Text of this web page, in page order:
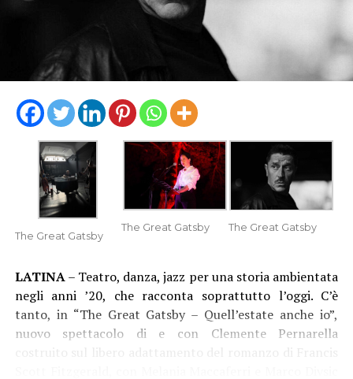
The Great Gatsby
The Great Gatsby The Great Gatsby
LATINA– Teatro, danza, jazz per una storia ambientata
negli anni ’20, che racconta soprattutto l’oggi. C’è
tanto, in “The Great Gatsby – Quell’estate anche io”,
nuovo spettacolo di e con Clemente Pernarella